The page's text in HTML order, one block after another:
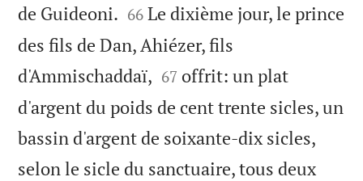
de Guideoni. 

66 Le dixième jour, le prince
des fils de Dan, Ahiézer, fils
d'Ammischaddaï, 

67 offrit: un plat
d'argent du poids de cent trente sicles, un
bassin d'argent de soixante-dix sicles,
selon le sicle du sanctuaire, tous deux